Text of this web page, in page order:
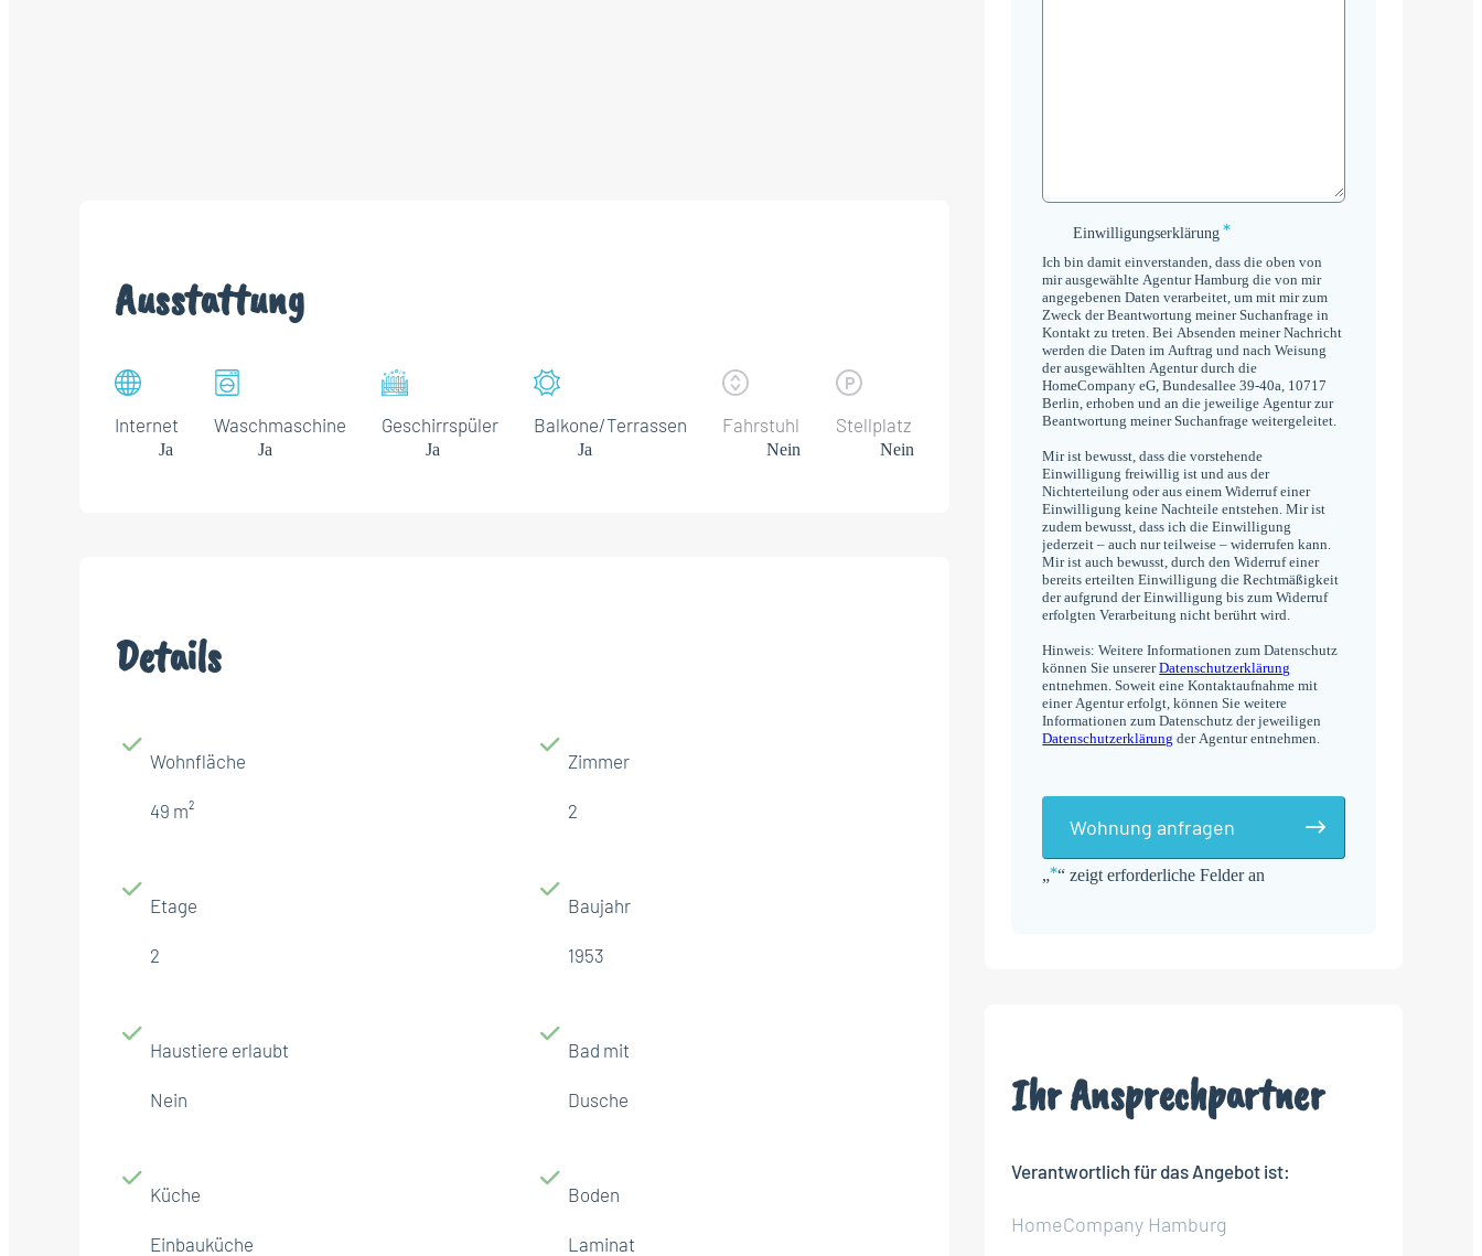
Ausstattung
Internet
Ja
Waschmaschine
Ja
Geschirrspüler
Ja
Balkone/Terrassen
Ja
Fahrstuhl
Nein
Stellplatz
Nein
Details
Wohnfläche
49 m²
Zimmer
2
Etage
2
Baujahr
1953
Haustiere erlaubt
Nein
Bad mit
Dusche
Küche
Einbauküche
Boden
Laminat
„*“ zeigt erforderliche Felder an
Einwilligungserklärung
Einwilligungserklärung *
Ich bin damit einverstanden, dass die oben von
mir ausgewählte Agentur Hamburg die von mir
angegebenen Daten verarbeitet, um mit mir zum
Zweck der Beantwortung meiner Suchanfrage in
Kontakt zu treten. Bei Absenden meiner Nachricht
werden die Daten im Auftrag und nach Weisung
der ausgewählten Agentur durch die
HomeCompany eG, Bundesallee 39-40a, 10717
Berlin, erhoben und an die jeweilige Agentur zur
Beantwortung meiner Suchanfrage weitergeleitet.
Mir ist bewusst, dass die vorstehende
Einwilligung freiwillig ist und aus der
Nichterteilung oder aus einem Widerruf einer
Einwilligung keine Nachteile entstehen. Mir ist
zudem bewusst, dass ich die Einwilligung
jederzeit – auch nur teilweise – widerrufen kann.
Mir ist auch bewusst, durch den Widerruf einer
bereits erteilten Einwilligung die Rechtmäßigkeit
der aufgrund der Einwilligung bis zum Widerruf
erfolgten Verarbeitung nicht berührt wird.
Hinweis: Weitere Informationen zum Datenschutz
können Sie unsererDatenschutzerklärung
entnehmen. Soweit eine Kontaktaufnahme mit
einer Agentur erfolgt, können Sie weitere
Informationen zum Datenschutz der jeweiligen
Datenschutzerklärung der Agentur entnehmen.
Wohnung anfragen
Ihr Ansprechpartner
Verantwortlich für das Angebot ist:
HomeCompany Hamburg